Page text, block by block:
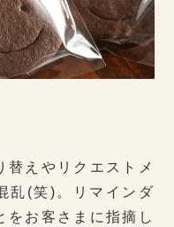
替えやリクエストメ
乱(笑)。リマインダ
をお客さまに指摘し